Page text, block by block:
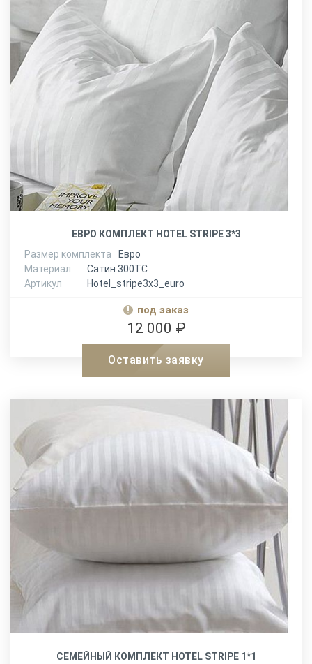
ЕВРО КОМПЛЕКТ HOTEL STRIPE 3*3
Размер комплекта
Евро
Материал
Сатин 300ТС
Артикул
Hotel_stripe3x3_euro
под заказ
12 000 ₽
Оставить заявку
СЕМЕЙНЫЙ КОМПЛЕКТ HOTEL STRIPE 1*1